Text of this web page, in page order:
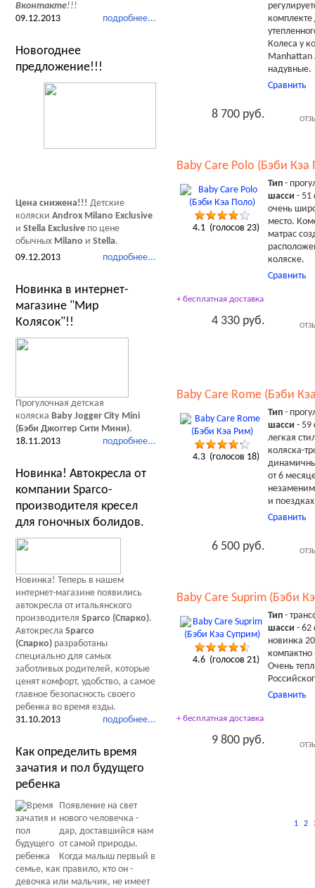
комплекте
Колеса у
Manhattan
надувные.
Сравнить
8 700 руб.
Baby Care Polo (Бэби Кэа
4.1(голосов 23)
Тип-
шасси - 51
очень
место.
матрас
коляске.
Сравнить
+ бесплатная доставка
4 330 руб.
Baby Care Rome (Бэби
4.3(голосов 18)
Тип-
шасси - 59
легкая
коляска-
от 6
и
Сравнить
6 500 руб.
Baby Care Suprim (Бэби
4.6(голосов 21)
Тип-
шасси - 62
новинка
компактно
Очень
Сравнить
+ бесплатная доставка
9 800 руб.
1 2
Вконтакте!!!
подробнее...
09.12.2013
Новогоднее
предложение!!!
Цена снижена!!! Детские
коляски Androx Milano Exclusive
и Stella Exclusive по цене
обычных Milano и Stella.
подробнее...
09.12.2013
Новинка в интернет-
магазине "Мир
Колясок"!!
Прогулочная детская
коляска Baby Jogger City Mini
(Бэби Джоггер Сити Мини).
подробнее...
18.11.2013
Новинка! Автокресла от
компании Sparco-
производителя кресел
для гоночных болидов.
Новинка! Теперь в нашем
интернет-магазине появились
автокресла от итальянского
производителя Sparco (Спарко).
Автокресла Sparco
(Спарко) разработаны
специально для самых
заботливых родителей, которые
ценят комфорт, удобство, а самое
главное безопасность своего
ребенка во время езды.
подробнее...
31.10.2013
Как определить время
зачатия и пол будущего
ребенка
Появление на свет
нового человечка -
дар, доставшийся нам
от самой природы.
Когда малыш первый в
семье, как правило, кто он -
девочка или мальчик, не имеет